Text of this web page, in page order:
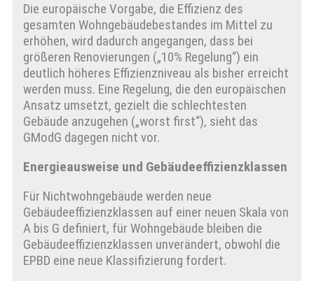
Die europäische Vorgabe, die Effizienz des
gesamten Wohngebäudebestandes im Mittel zu
erhöhen, wird dadurch angegangen, dass bei
größeren Renovierungen („10% Regelung“) ein
deutlich höheres Effizienzniveau als bisher erreicht
werden muss. Eine Regelung, die den europäischen
Ansatz umsetzt, gezielt die schlechtesten
Gebäude anzugehen („worst first“), sieht das
GModG dagegen nicht vor.
Energieausweise und Gebäudeeffizienzklassen
Für Nichtwohngebäude werden neue
Gebäudeeffizienzklassen auf einer neuen Skala von
A bis G definiert, für Wohngebäude bleiben die
Gebäudeeffizienzklassen unverändert, obwohl die
EPBD eine neue Klassifizierung fordert.